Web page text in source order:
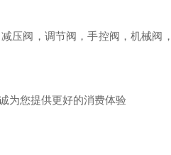
压阀，调节阀，手控阀，机械阀
为您提供更好的消费体验